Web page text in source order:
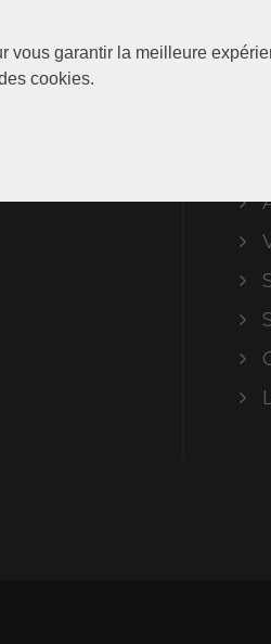
vous garantir la meilleure
cookies.